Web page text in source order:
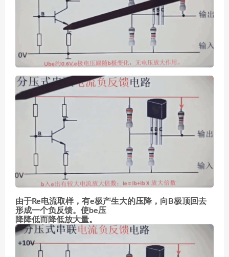
由于Re电流取样，有e极产生大的压降，向B极顶回去
形成一个负反馈。使be压
降降低而降低放大量。